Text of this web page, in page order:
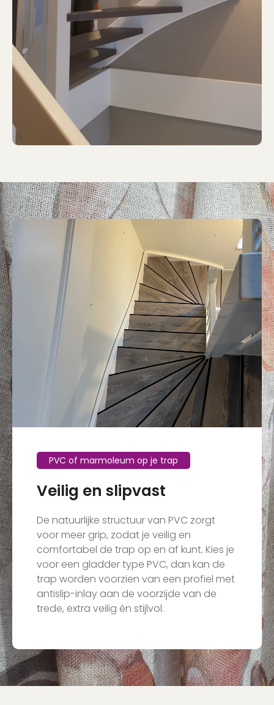
PVC of marmoleum op je trap
Veilig en slipvast
De natuurlijke structuur van PVC zorgt
voor meer grip, zodat je veilig en
comfortabel de trap op en af kunt. Kies je
voor een gladder type PVC, dan kan de
trap worden voorzien van een profiel met
antislip-inlay aan de voorzijde van de
trede, extra veilig én stijlvol.